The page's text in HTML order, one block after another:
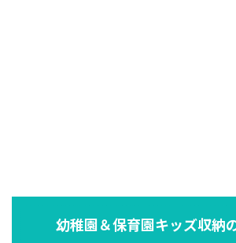
幼稚園＆保育園キッズ収納